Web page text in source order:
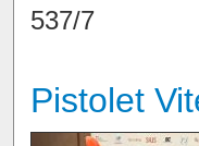
537/7
Pistolet